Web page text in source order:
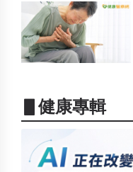
▋健康專輯